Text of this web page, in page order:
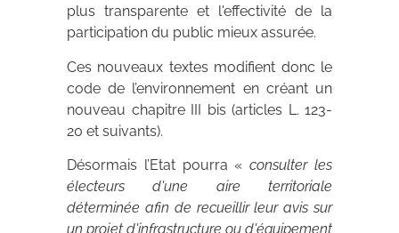
plus transparente et l'effectivité de la
participation du public mieux assurée.
Ces nouveaux textes modifient donc le
code de l’environnement en créant un
nouveau chapitre III bis (articles L. 123-
20 et suivants).
Désormais l’Etat pourra « consulter les
électeurs d'une aire territoriale
déterminée afin de recueillir leur avis sur
un projet d'infrastructure ou d'équipement